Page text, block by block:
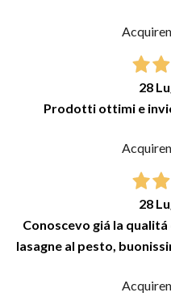
28
Prodotti ottimi e
28
Conoscevo giá la
lasagne al pesto,